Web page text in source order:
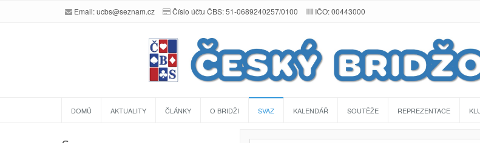
Email:ucbs@seznam.cz Číslo účtu ČBS: 51-0689240257/0100 IČO: 00443000
DOMŮ AKTUALITY ČLÁNKY O BRIDŽI SVAZ KALENDÁŘ SOUTĚŽE REPREZENTACE